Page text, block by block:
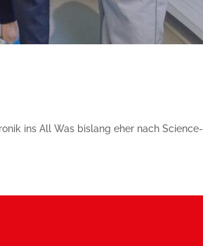
ins All Was bislang eher nach Science-